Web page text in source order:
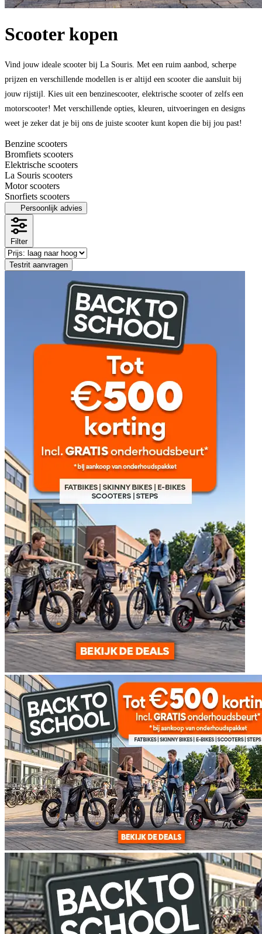
Scooter kopen
Vind jouw ideale scooter bij La Souris. Met een ruim aanbod, scherpe
prijzen en verschillende modellen is er altijd een scooter die aansluit bij
jouw rijstijl. Kies uit een benzinescooter, elektrische scooter of zelfs een
motorscooter! Met verschillende opties, kleuren, uitvoeringen en designs
weet je zeker dat je bij ons de juiste scooter kunt kopen die bij jou past!
Benzine scooters
Bromfiets scooters
Elektrische scooters
La Souris scooters
Motor scooters
Snorfiets scooters
Persoonlijk advies
Filter
Testrit aanvragen